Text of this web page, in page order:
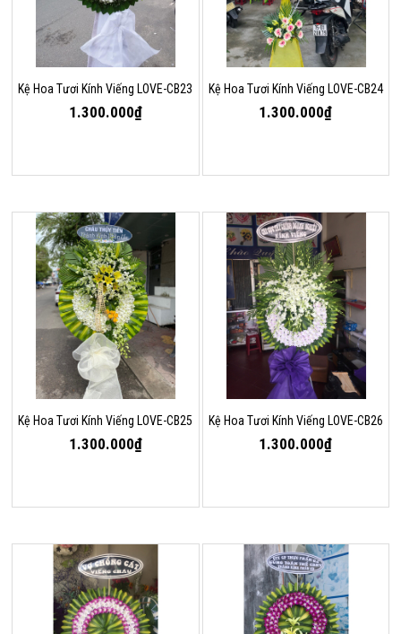
Kệ Hoa Tươi Kính Viếng LOVE-CB23
1.300.000₫
Kệ Hoa Tươi Kính Viếng LOVE-CB24
1.300.000₫
Kệ Hoa Tươi Kính Viếng LOVE-CB25
1.300.000₫
Kệ Hoa Tươi Kính Viếng LOVE-CB26
1.300.000₫